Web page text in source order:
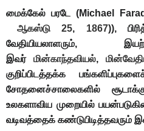
மைக்கேல் பரடே (Michael
ஆகஸ்டு 25, 1867)),
வேதியியலாளரும்,
இவர் மின்காந்தவியல்,
குறிப்பிடத்தக்க
சோதனைச்சாலைகளில்
உலகளாவிய முறையில்
வடிவத்தைக் கண்டுபிடித்தவரும்